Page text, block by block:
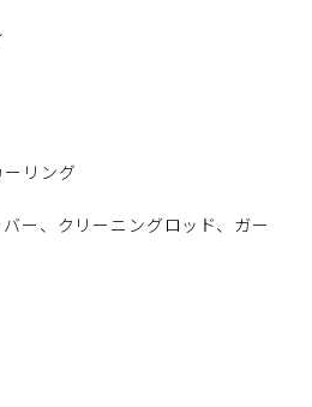
リング
ー、クリーニングロッド、ガー